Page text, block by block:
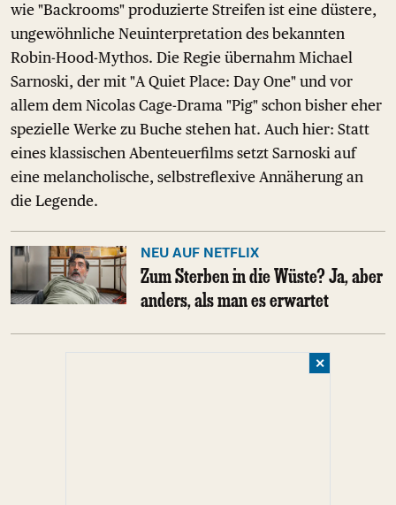
wie "Backrooms" produzierte Streifen ist eine düstere,
ungewöhnliche Neuinterpretation des bekannten
Robin-Hood-Mythos. Die Regie übernahm Michael
Sarnoski, der mit "A Quiet Place: Day One" und vor
allem dem Nicolas Cage-Drama "Pig" schon bisher eher
spezielle Werke zu Buche stehen hat. Auch hier: Statt
eines klassischen Abenteuerfilms setzt Sarnoski auf
eine melancholische, selbstreflexive Annäherung an
die Legende.
NEU AUF NETFLIX
Zum Sterben in die Wüste? Ja, aber
anders, als man es erwartet
✕